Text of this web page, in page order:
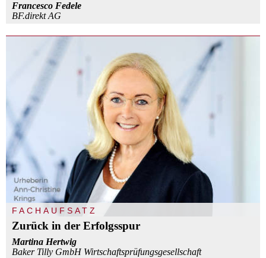
Francesco Fedele
BF.direkt AG
FACHAUFSATZ
Zurück in der Erfolgsspur
Martina Hertwig
Baker Tilly GmbH Wirtschaftsprüfungsgesellschaft